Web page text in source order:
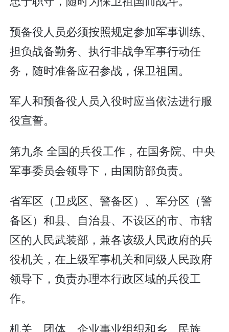
预备役人员必须按照规定参加军事训练、
担负战备勤务、执行非战争军事行动任
务，随时准备应召参战，保卫祖国。
军人和预备役人员入役时应当依法进行服
役宣誓。
第九条 全国的兵役工作，在国务院、中央
军事委员会领导下，由国防部负责。
省军区（卫戍区、警备区）、军分区（警
备区）和县、自治县、不设区的市、市辖
区的人民武装部，兼各该级人民政府的兵
役机关，在上级军事机关和同级人民政府
领导下，负责办理本行政区域的兵役工
作。
机关、团体、企业事业组织和乡、民族